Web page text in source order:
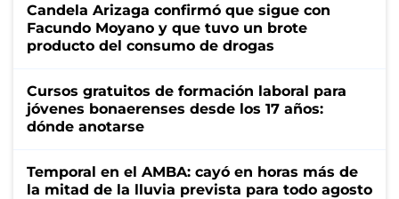
Candela Arizaga confirmó que sigue con
Facundo Moyano y que tuvo un brote
producto del consumo de drogas
Cursos gratuitos de formación laboral para
jóvenes bonaerenses desde los 17 años:
dónde anotarse
Temporal en el AMBA: cayó en horas más de
la mitad de la lluvia prevista para todo agosto